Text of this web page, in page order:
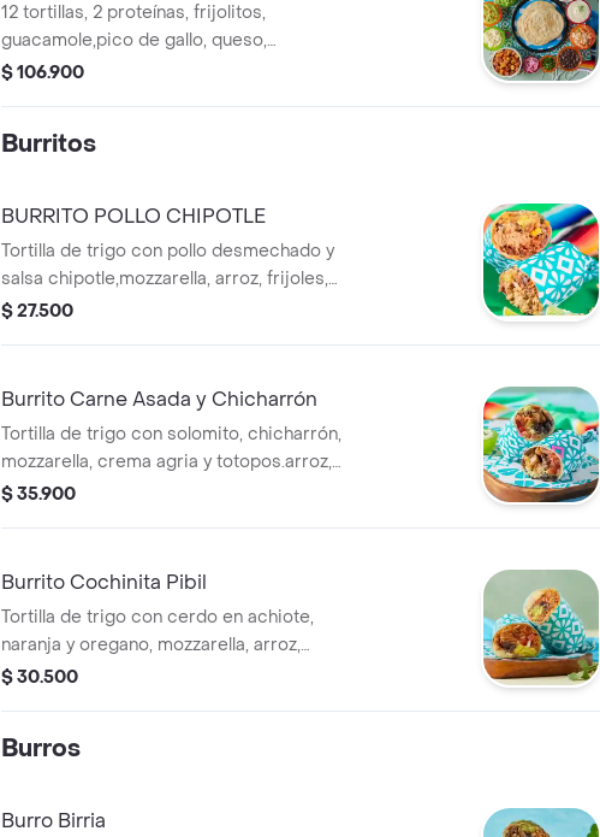
12 tortillas, 2 proteínas, frijolitos,
guacamole,pico de gallo, queso,
vegetales, jalapeños, sour cream y
$ 106.900
Burritos
BURRITO POLLO CHIPOTLE
Tortilla de trigo con pollo desmechado y
salsa chipotle,mozzarella, arroz, frijoles,
vegetales salteados,guacamole, crema
$ 27.500
Burrito Carne Asada y Chicharrón
Tortilla de trigo con solomito, chicharrón,
mozzarella, crema agria y totopos.arroz,
frijoles, vegetales salteados, guacamole,
$ 35.900
Burrito Cochinita Pibil
Tortilla de trigo con cerdo en achiote,
naranja y oregano, mozzarella, arroz,
frijoles, vegetales salteados, guacamole,
$ 30.500
Burros
Burro Birria